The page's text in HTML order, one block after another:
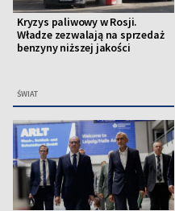
Kryzys paliwowy w Rosji.
Władze zezwalają na sprzedaż
benzyny niższej jakości
ŚWIAT